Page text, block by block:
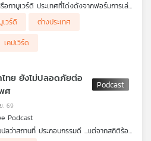
อกาบูเวร์ดิ ประเทศที่โด่งดังจากฟอร์มการเล่น
ฟุตบอลโลก 2026 ให้มากขึ้น ซึ่งถือเป็นหนึ่งใน
าที่เปิดกว้างสำหรับชุมชน LGBTQ ทั้งๆ ที่ต้อง
เข้มงวดต่อสิทธิ์ของคนกลุ่มนี้ / เมื่อนายก
ขอลาคลอด กลับกลายเป็นประเด็นร้อนขึ้นมา
เวร์ดิ
ต่างประเทศ
เคปเวิร์ด
ไทย ยังไม่ปลอดภัยต่อ
ศ
. 69
Podcast
ลว่าสถานที่ ประกอบกรรมดี ...แต่จากสถิติร้อง